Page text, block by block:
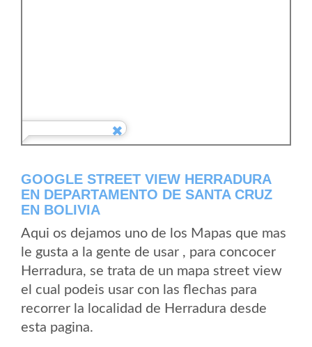
GOOGLE STREET VIEW HERRADURA
EN DEPARTAMENTO DE SANTA CRUZ
EN BOLIVIA
Aqui os dejamos uno de los Mapas que mas
le gusta a la gente de usar , para concocer
Herradura, se trata de un mapa street view
el cual podeis usar con las flechas para
recorrer la localidad de Herradura desde
esta pagina.